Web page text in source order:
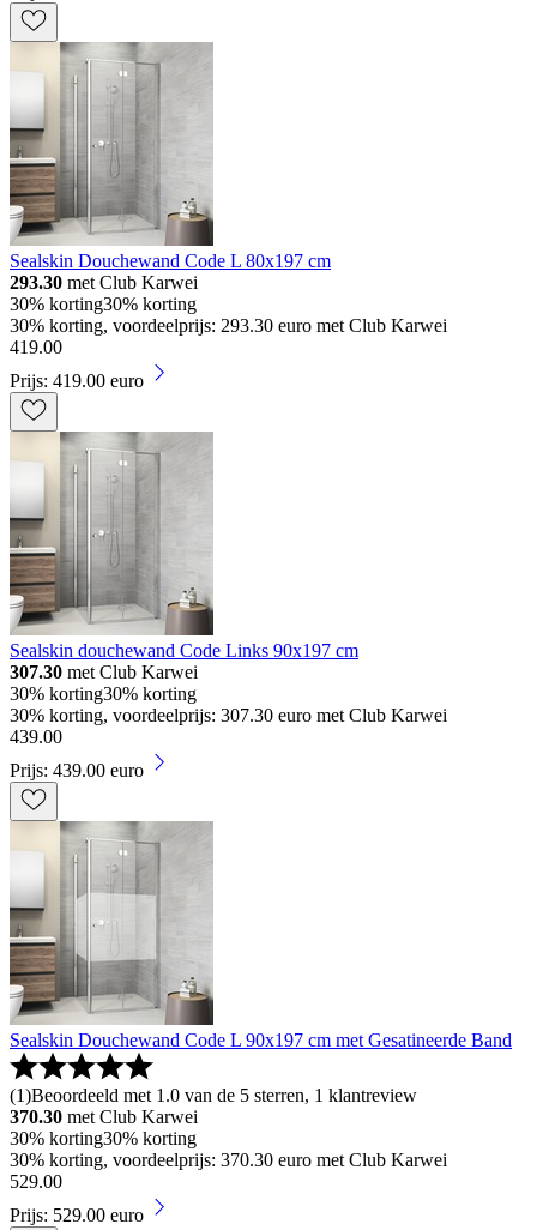
Sealskin Douchewand Code L 80x197 cm
293.30 met Club Karwei
30% korting30% korting
30% korting, voordeelprijs: 293.30 euro met Club Karwei
419.00
Prijs: 419.00 euro
Sealskin douchewand Code Links 90x197 cm
307.30 met Club Karwei
30% korting30% korting
30% korting, voordeelprijs: 307.30 euro met Club Karwei
439.00
Prijs: 439.00 euro
Sealskin Douchewand Code L 90x197 cm met Gesatineerde Band
(1)Beoordeeld met 1.0 van de 5 sterren, 1 klantreview
370.30 met Club Karwei
30% korting30% korting
30% korting, voordeelprijs: 370.30 euro met Club Karwei
529.00
Prijs: 529.00 euro